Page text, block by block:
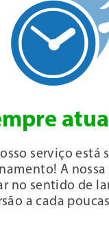
serviço está
A nossa
no sentido de
a cada